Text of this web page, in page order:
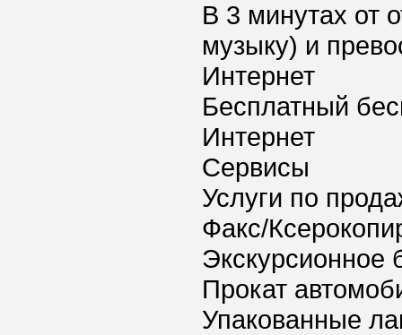
В 3 минутах от
музыку) и
Интернет
Бесплатный
Интернет
Сервисы
Услуги по
Факс/
Экскурсионное
Прокат
Упакованные